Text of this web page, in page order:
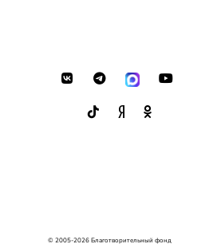
© 2005-2026 Благотворительный фонд